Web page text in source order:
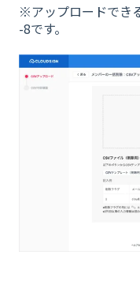
※アップロードでき
-8です。